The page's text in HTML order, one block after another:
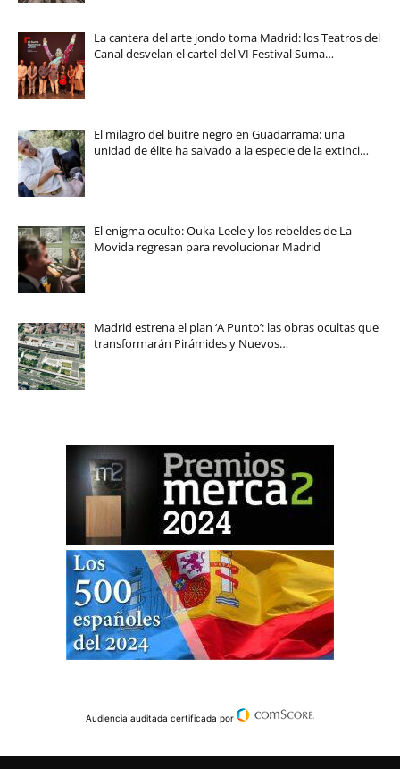
La cantera del arte jondo toma Madrid: los Teatros del
Canal desvelan el cartel del VI Festival Suma…
El milagro del buitre negro en Guadarrama: una
unidad de élite ha salvado a la especie de la extinci…
El enigma oculto: Ouka Leele y los rebeldes de La
Movida regresan para revolucionar Madrid
Madrid estrena el plan ‘A Punto’: las obras ocultas que
transformarán Pirámides y Nuevos…
Audiencia auditada certificada por